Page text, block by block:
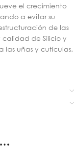
el crecimiento
a evitar su
de las
de Silicio y
las uñas y cutículas.